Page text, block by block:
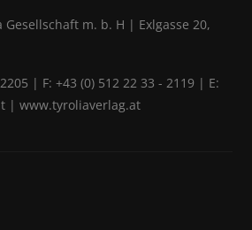
m. b. H | Exlgasse 20,
| F: +43 (0) 512 22 33 - 2119 | E:
|www.tyroliaverlag.at